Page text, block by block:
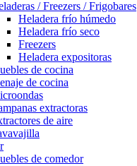
/ Freezers / Frigobares
Heladera frío húmedo
Heladera frío seco
Freezers
Heladera expositoras
de cocina
de cocina
extractoras
de aire
de comedor